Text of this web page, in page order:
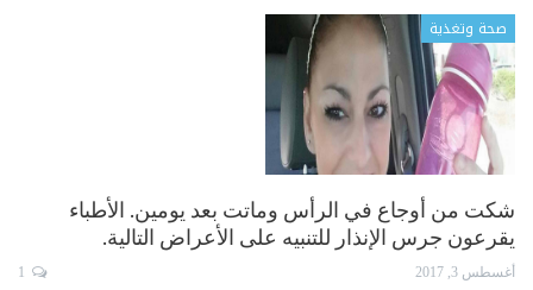
صحة وتغذية
شكت من أوجاع في الرأس وماتت بعد يومين. الأطباء
يقرعون جرس الإنذار للتنبيه على الأعراض التالية.
أغسطس 3, 2017